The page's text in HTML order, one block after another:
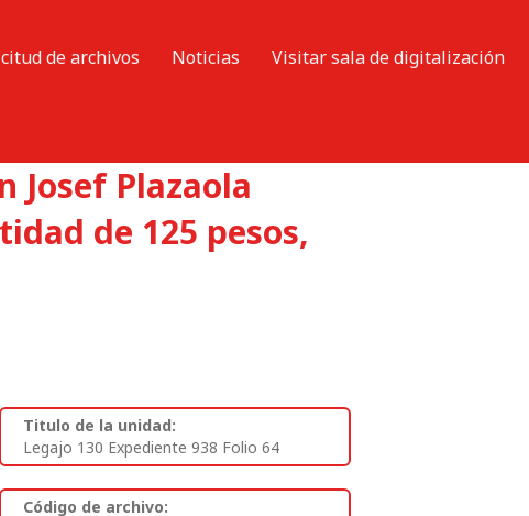
de archivos Noticias
Visitar sala de digitalización
Josef Plazaola
de 125 pesos,
Titulo de la unidad:
Legajo 130 Expediente 938 Folio 64
Código de archivo: